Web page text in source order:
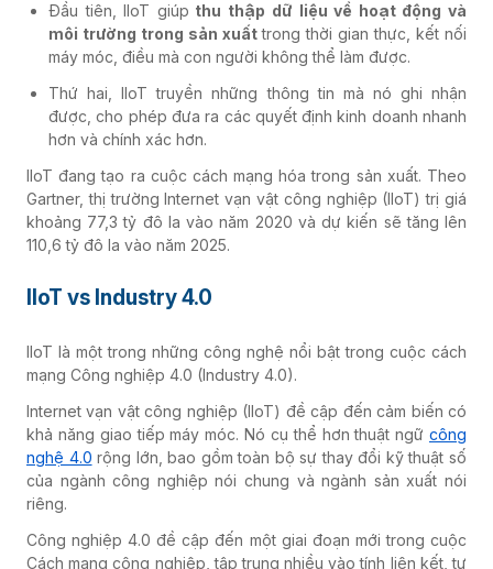
Đầu tiên, IIoT giúp thu thập dữ liệu về hoạt động và
môi trường trong sản xuấttrong thời gian thực, kết nối
máy móc, điều mà con người không thể làm được.
Thứ hai, IIoT truyền những thông tin mà nó ghi nhận
được, cho phép đưa ra các quyết định kinh doanh nhanh
hơn và chính xác hơn.
IIoT đang tạo ra cuộc cách mạng hóa trong sản xuất. Theo
Gartner, thị trường Internet vạn vật công nghiệp (IIoT) trị giá
khoảng 77,3 tỷ đô la vào năm 2020 và dự kiến ​​sẽ tăng lên
110,6 tỷ đô la vào năm 2025.
IIoT vs Industry 4.0
IIoT là một trong những công nghệ nổi bật trong cuộc cách
mạng Công nghiệp 4.0 (Industry 4.0).
Internet vạn vật công nghiệp (IIoT) đề cập đến cảm biến có
khả năng giao tiếp máy móc. Nó cụ thể hơn thuật ngữ công
nghệ 4.0 rộng lớn, bao gồm toàn bộ sự thay đổi kỹ thuật số
của ngành công nghiệp nói chung và ngành sản xuất nói
riêng.
Công nghiệp 4.0 đề cập đến một giai đoạn mới trong cuộc
Cách mạng công nghiệp, tập trung nhiều vào tính liên kết, tự